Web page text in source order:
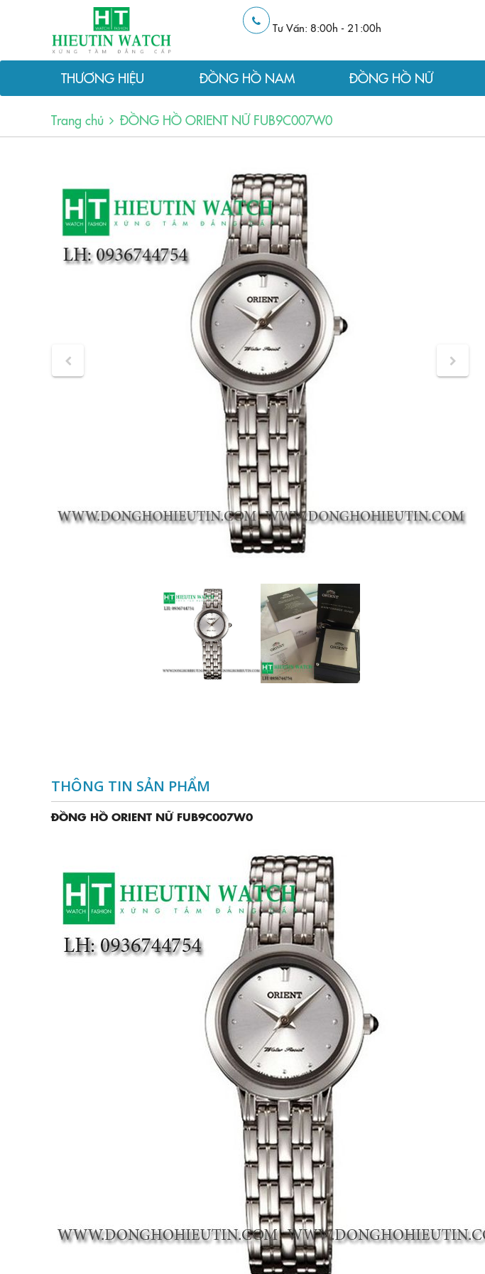
Tư Vấn: 8:00h - 21:00h
THƯƠNG HIỆU ĐỒNG HỒ NAM ĐỒNG HỒ NỮ
Trang chủ ĐỒNG HỒ ORIENT NỮ FUB9C007W0
THÔNG TIN SẢN PHẨM
ĐỒNG HỒ ORIENT NỮ FUB9C007W0